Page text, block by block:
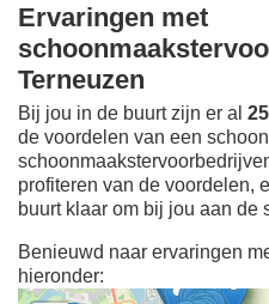
Ervaringen met
Terneuzen
Bij jou in de buurt zijn er al
de voordelen van een
profiteren van de voordelen,
buurt klaar om bij jou aan de
Benieuwd naar ervaringen
hieronder: